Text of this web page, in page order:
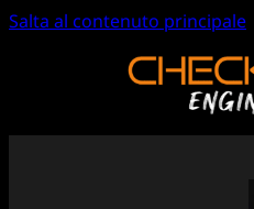
Salta al contenuto principale